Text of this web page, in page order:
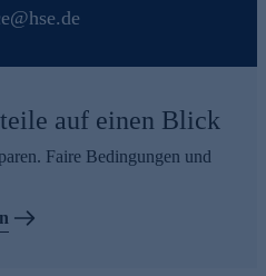
auf einen Blick
Faire Bedingungen und